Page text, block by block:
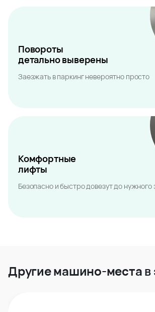
Повороты
детально выверены
Заезжать в паркинг невероятно просто
Комфортные
лифты
Безопасно и быстро довезут до нужного
Другие машино-места в